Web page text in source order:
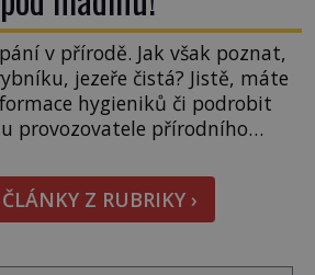
v přírodě. Jak však poznat,
jezeře čistá? Jistě, máte
hygieniků či podrobit
provozovatele přírodního
a zjistit, kdo si onu
oblíbil už dávno před
bioindikátory […]
Z RUBRIKY ›